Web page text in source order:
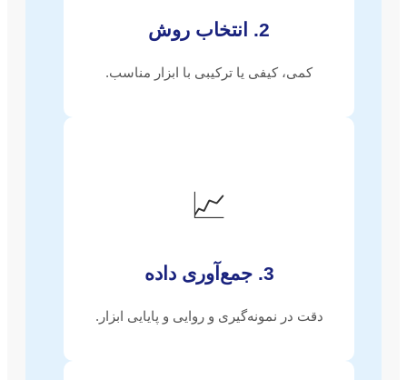
2. انتخاب روش
کمی، کیفی یا ترکیبی با ابزار مناسب.
📈
3. جمع‌آوری داده
دقت در نمونه‌گیری و روایی و پایایی ابزار.